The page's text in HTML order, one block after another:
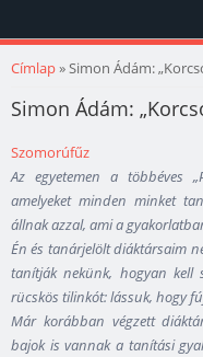
Jelenlegi hely
Címlap» Simon Ádám:
Simon Ádám:
Szomorúfűz
Az egyetemen a többéves
amelyeket minden minket
állnak azzal, ami a
Én és tanárjelölt diáktársaim
tanítják nekünk, hogyan kell
rücskös tilinkót: lássuk, hogy
Már korábban végzett
bajok is vannak a tanítási